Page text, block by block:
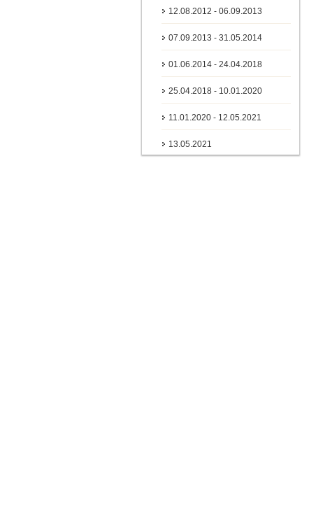
12.08.2012 - 06.09.2013
07.09.2013 - 31.05.2014
01.06.2014 - 24.04.2018
25.04.2018 - 10.01.2020
11.01.2020 - 12.05.2021
13.05.2021